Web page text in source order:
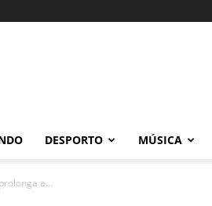
DESPORTO MÚSICA
a...